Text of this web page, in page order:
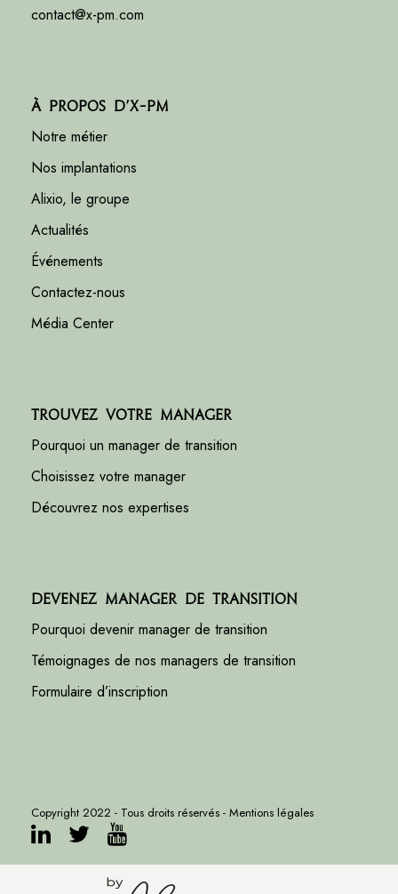
contact@x-pm.com
À propos d’X-PM
Notre métier
Nos implantations
Alixio, le groupe
Actualités
Événements
Contactez-nous
Média Center
Trouvez votre manager
Pourquoi un manager de transition
Choisissez votre manager
Découvrez nos expertises
Devenez manager de transition
Pourquoi devenir manager de transition
Témoignages de nos managers de transition
Formulaire d’inscription
Copyright 2022 - Tous droits réservés - Mentions légales